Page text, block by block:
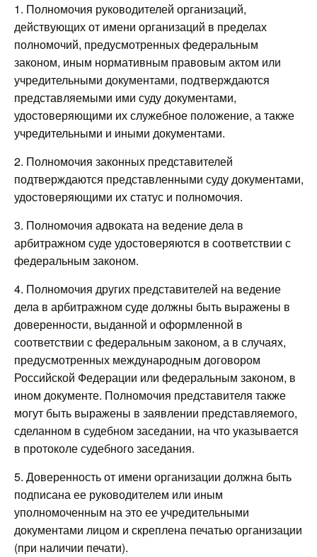
1. Полномочия руководителей организаций,
действующих от имени организаций в пределах
полномочий, предусмотренных федеральным
законом, иным нормативным правовым актом или
учредительными документами, подтверждаются
представляемыми ими суду документами,
удостоверяющими их служебное положение, а также
учредительными и иными документами.
2. Полномочия законных представителей
подтверждаются представленными суду документами,
удостоверяющими их статус и полномочия.
3. Полномочия адвоката на ведение дела в
арбитражном суде удостоверяются в соответствии с
федеральным законом.
4. Полномочия других представителей на ведение
дела в арбитражном суде должны быть выражены в
доверенности, выданной и оформленной в
соответствии с федеральным законом, а в случаях,
предусмотренных международным договором
Российской Федерации или федеральным законом, в
ином документе. Полномочия представителя также
могут быть выражены в заявлении представляемого,
сделанном в судебном заседании, на что указывается
в протоколе судебного заседания.
5. Доверенность от имени организации должна быть
подписана ее руководителем или иным
уполномоченным на это ее учредительными
документами лицом и скреплена печатью организации
(при наличии печати).